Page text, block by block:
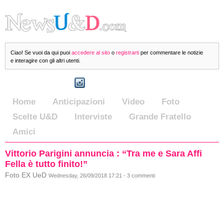
Ciao! Se vuoi da qui puoi accedere al sito o registrarti per commentare le notizie
e interagire con gli altri utenti.
Home Anticipazioni Video
Foto
Scelte U&D
Interviste
Grande Fratello
Amici
Vittorio Parigini annuncia : “Tra me e Sara Affi
Fella è tutto finito!”
Foto EX UeD Wednesday, 26/09/2018 17:21 - 3 commenti